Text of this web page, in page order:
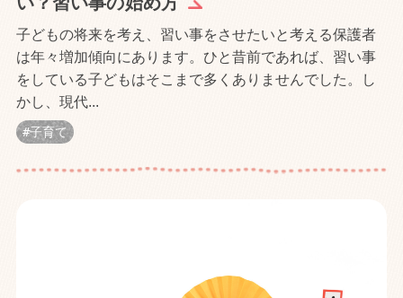
子どもの将来を考え、習い事をさせたいと考える保護者
は年々増加傾向にあります。ひと昔前であれば、習い事
をしている子どもはそこまで多くありませんでした。し
かし、現代...
子育て